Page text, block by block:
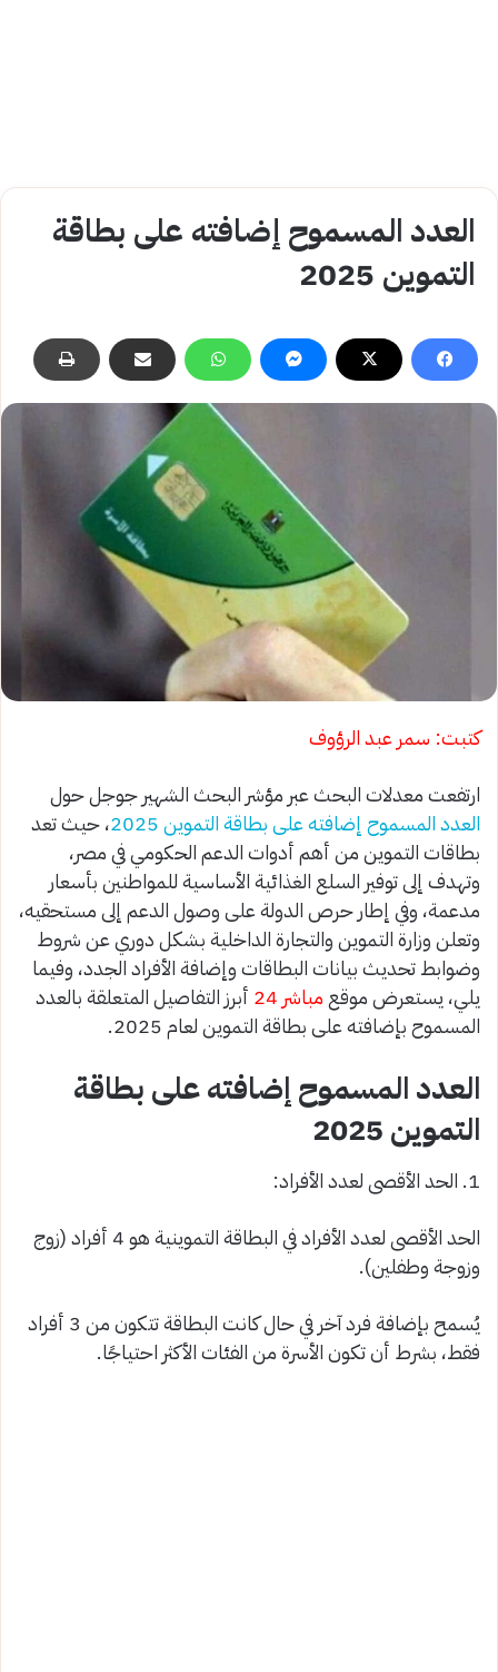
العدد المسموح إضافته على بطاقة
التموين 2025
كتبت: سمر عبد الرؤوف
ارتفعت معدلات البحث عبر مؤشر البحث الشهير جوجل حول
العدد المسموح إضافته على بطاقة التموين 2025
، حيث تعد
بطاقات التموين من أهم أدوات الدعم الحكومي في مصر،
وتهدف إلى توفير السلع الغذائية الأساسية للمواطنين بأسعار
مدعمة، وفي إطار حرص الدولة على وصول الدعم إلى مستحقيه،
وتعلن وزارة التموين والتجارة الداخلية بشكل دوري عن شروط
وضوابط تحديث بيانات البطاقات وإضافة الأفراد الجدد، وفيما
يلي، يستعرض موقع مباشر 24
أبرز التفاصيل المتعلقة بالعدد
المسموح بإضافته على بطاقة التموين لعام 2025.
العدد المسموح إضافته على بطاقة
التموين 2025
1. الحد الأقصى لعدد الأفراد:
الحد الأقصى لعدد الأفراد في البطاقة التموينية هو 4 أفراد (زوج
وزوجة وطفلين).
يُسمح بإضافة فرد آخر في حال كانت البطاقة تتكون من 3 أفراد
فقط، بشرط أن تكون الأسرة من الفئات الأكثر احتياجًا.